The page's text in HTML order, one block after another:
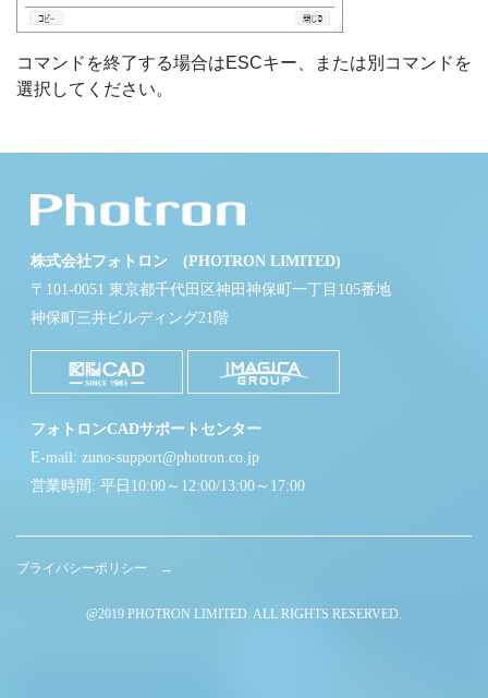
コマンドを終了する場合はESCキー、または別コマンドを
選択してください。
株式会社フォトロン (PHOTRON LIMITED)
〒101-0051 東京都千代田区神田神保町一丁目105番地
神保町三井ビルディング21階
フォトロンCADサポートセンター
E-mail: zuno-support@photron.co.jp
営業時間: 平日10:00～12:00/13:00～17:00
プライバシーポリシー →
@2019 PHOTRON LIMITED. ALL RIGHTS RESERVED.